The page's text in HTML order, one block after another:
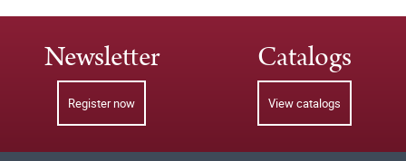
Newsletter
Register now
Catalogs
View catalogs